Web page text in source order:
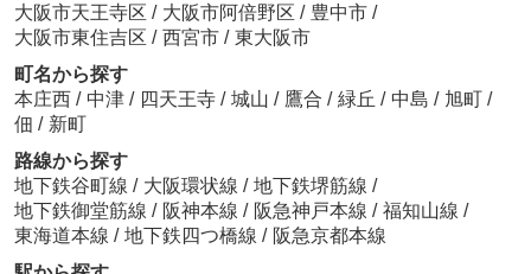
大阪市天王寺区 / 大阪市阿倍野区 / 豊中市 /
大阪市東住吉区 / 西宮市 / 東大阪市
町名から探す
本庄西 / 中津 / 四天王寺 / 城山 / 鷹合 / 緑丘 / 中島 / 旭町 /
佃 / 新町
路線から探す
地下鉄谷町線 / 大阪環状線 / 地下鉄堺筋線 /
地下鉄御堂筋線 / 阪神本線 / 阪急神戸本線 / 福知山線 /
東海道本線 / 地下鉄四つ橋線 / 阪急京都本線